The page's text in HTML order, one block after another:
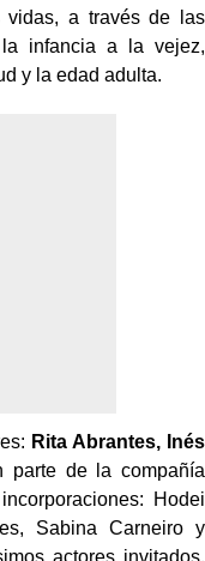
vidas, a través de las
infancia a la vejez,
y la edad adulta.
Rita Abrantes, Inés
parte de la compañía
Hodei
Sabina Carneiro y
actores invitados,